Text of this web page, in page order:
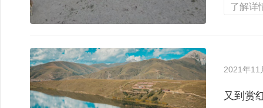
了解详
2021年11
又到赏